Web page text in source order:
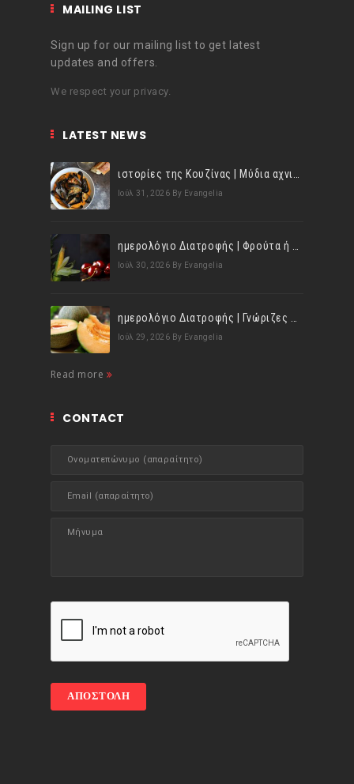
MAILING LIST
Sign up for our mailing list to get latest
updates and offers.
We respect your privacy.
LATEST NEWS
Ιούλ 31, 2026 By Evangelia
Ιούλ 30, 2026 By Evangelia
Ιούλ 29, 2026 By Evangelia
Read more
CONTACT